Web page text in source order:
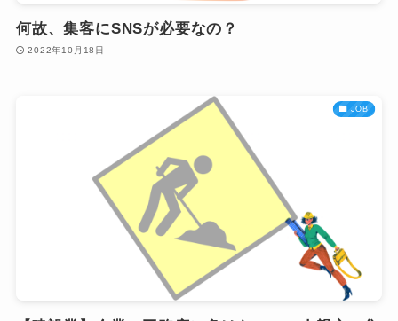
何故、集客にSNSが必要なの？
2022年10月18日
JOB